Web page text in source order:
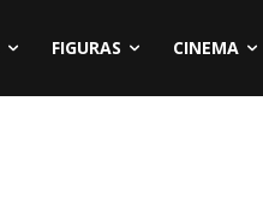
FIGURAS CINEMA